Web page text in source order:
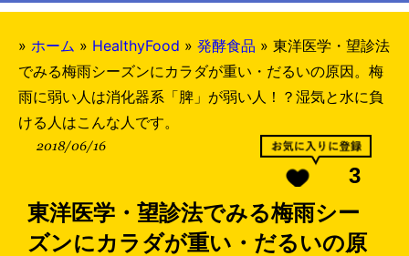
» ホーム » HealthyFood » 発酵食品 » 東洋医学・望診法
でみる梅雨シーズンにカラダが重い・だるいの原因。梅
雨に弱い人は消化器系「脾」が弱い人！？湿気と水に負
ける人はこんな人です。
2018/06/16
3
東洋医学・望診法でみる梅雨シー
ズンにカラダが重い・だるいの原